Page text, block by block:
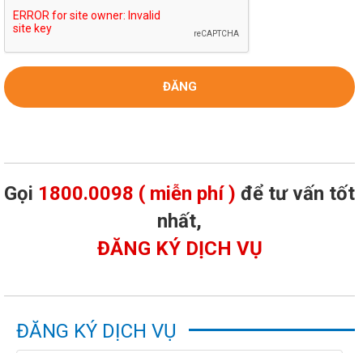
Gọi 1800.0098 ( miễn phí ) để tư vấn tốt
nhất,
ĐĂNG KÝ DỊCH VỤ
ĐĂNG KÝ DỊCH VỤ